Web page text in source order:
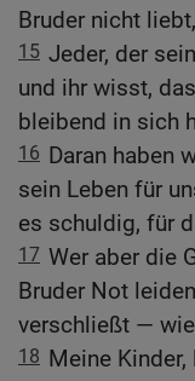
Bruder nicht
15 Jeder, der
und ihr wisst,
bleibend in sich
16 Daran haben
sein Leben für
es schuldig, für
17 Wer aber die
Bruder Not
verschließt —
18 Meine